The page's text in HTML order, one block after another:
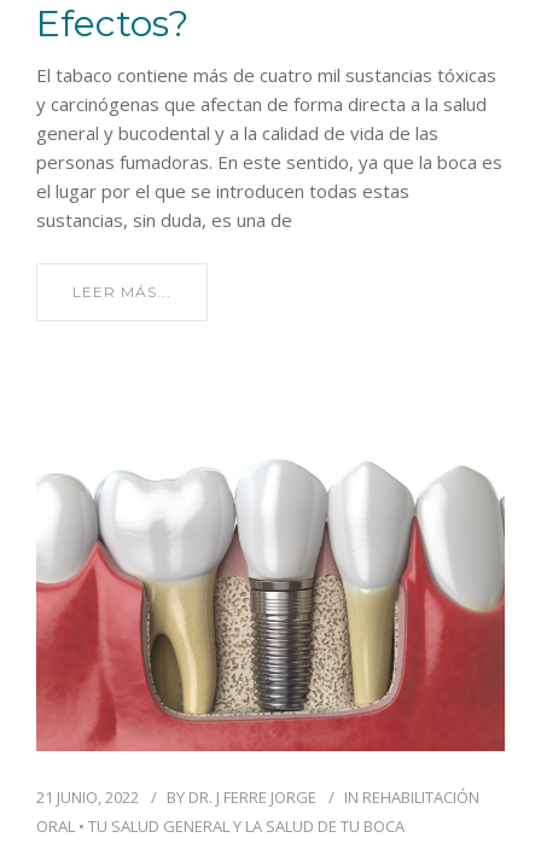
Efectos?
El tabaco contiene más de cuatro mil sustancias tóxicas
y carcinógenas que afectan de forma directa a la salud
general y bucodental y a la calidad de vida de las
personas fumadoras. En este sentido, ya que la boca es
el lugar por el que se introducen todas estas
sustancias, sin duda, es una de
LEER MÁS...
21 JUNIO, 2022 BY DR. J FERRE JORGE IN REHABILITACIÓN
ORAL • TU SALUD GENERAL Y LA SALUD DE TU BOCA